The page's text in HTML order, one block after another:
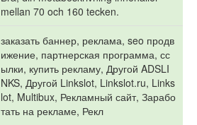
mellan 70 och 160 tecken.
заказать баннер, реклама, seo продв
ижение, партнерская программа, сс
ылки, купить рекламу, Другой ADSLI
NKS, Другой Linkslot, Linkslot.ru, Links
lot, Multibux, Рекламный сайт, Зарабо
тать на рекламе, Рекл